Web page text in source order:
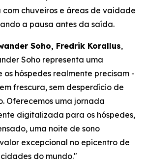
chuveiros e áreas de vaidade
a pausa antes da saída.
Soho, Fredrik Korallus,
Soho representa uma
hóspedes realmente precisam -
frescura, sem desperdício de
Oferecemos uma jornada
digitalizada para os hóspedes,
uma noite de sono
excepcional no epicentro de
do mundo."